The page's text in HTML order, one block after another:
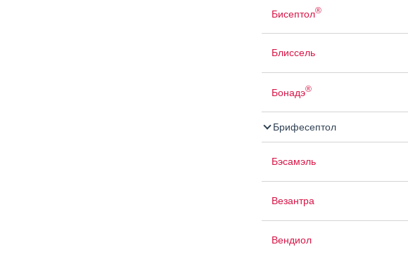
Бисептол®
Блиссель
Бонадэ®
Брифесептол
Бэсамэль
Везантра
Вендиол